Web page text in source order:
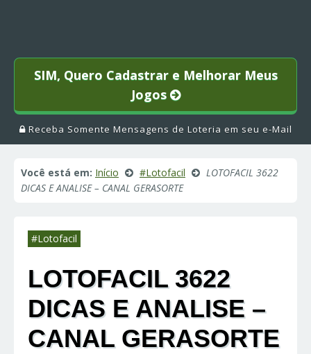
SIM, Quero Cadastrar e Melhorar Meus
Jogos
Receba Somente Mensagens de Loteria em seu e-Mail
Você está em: Início #Lotofacil
LOTOFACIL 3622
DICAS E ANALISE – CANAL GERASORTE
#Lotofacil
LOTOFACIL 3622
DICAS E ANALISE –
CANAL GERASORTE